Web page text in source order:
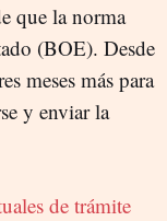
que la norma
(BOE). Desde
meses más para
y enviar la
de trámite